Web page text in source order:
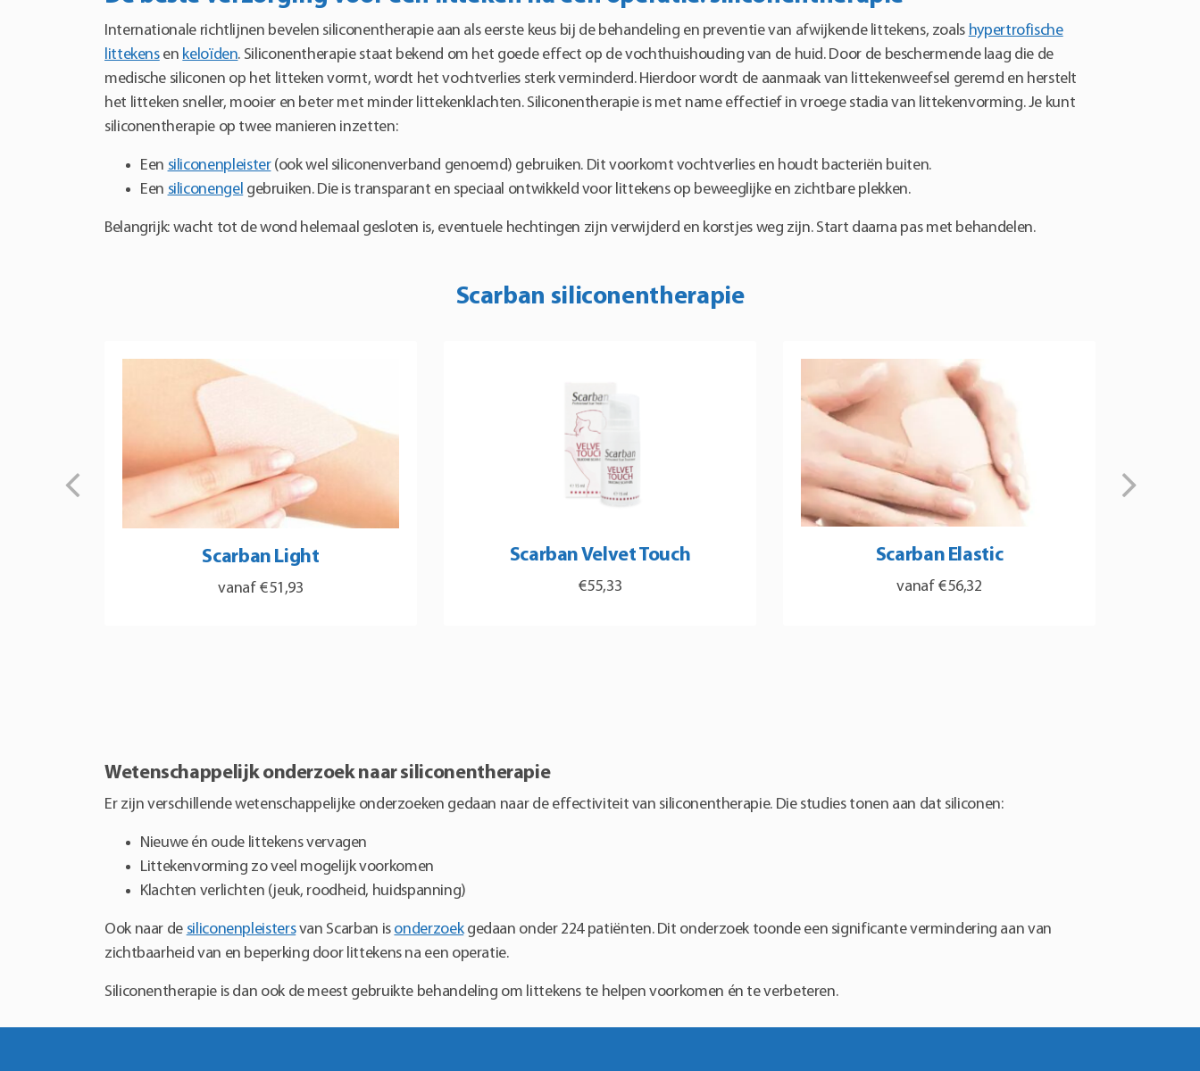
Internationale richtlijnen bevelen siliconentherapie aan als eerste keus bij de behandeling en preventie van afwijkende littekens, zoals hypertrofische
littekensen keloïden. Siliconentherapie staat bekend om het goede effect op de vochthuishouding van de huid. Door de beschermende laag die de
medische siliconen op het litteken vormt, wordt het vochtverlies sterk verminderd. Hierdoor wordt de aanmaak van littekenweefsel geremd en herstelt
het litteken sneller, mooier en beter met minder littekenklachten. Siliconentherapie is met name effectief in vroege stadia van littekenvorming. Je kunt
siliconentherapie op twee manieren inzetten:
Een siliconenpleister(ook wel siliconenverband genoemd) gebruiken. Dit voorkomt vochtverlies en houdt bacteriën buiten.
Een siliconengel gebruiken. Die is transparant en speciaal ontwikkeld voor littekens op beweeglijke en zichtbare plekken.
Belangrijk: wacht tot de wond helemaal gesloten is, eventuele hechtingen zijn verwijderd en korstjes weg zijn. Start daarna pas met behandelen.
Scarban siliconentherapie
Scarban Light
€51,93
optie
kan
productpagina
Scarban Velvet Touch
€55,33
Scarban Elastic
€56,32
kan
productpagina
Wetenschappelijk onderzoek naar siliconentherapie
Er zijn verschillende wetenschappelijke onderzoeken gedaan naar de effectiviteit van siliconentherapie. Die studies tonen aan dat siliconen:
Nieuwe én oude littekens vervagen
Littekenvorming zo veel mogelijk voorkomen
Klachten verlichten (jeuk, roodheid, huidspanning)
Ook naar de siliconenpleistersvan Scarban is onderzoekgedaan onder 224 patiënten. Dit onderzoek toonde een significante vermindering aan van
zichtbaarheid van en beperking door littekens na een operatie.
Siliconentherapie is dan ook de meest gebruikte behandeling om littekens te helpen voorkomen én te verbeteren.